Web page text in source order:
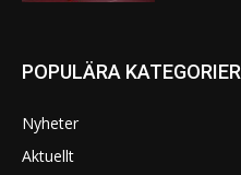
POPULÄRA KATEGORIER
Nyheter
Aktuellt